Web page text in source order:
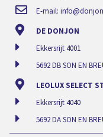
E-mail:
DE DONJON
Ekkersrijt 4001
5692 DB SON EN
LEOLUX SELECT
Ekkersrijt 4040
5692 DA SON EN